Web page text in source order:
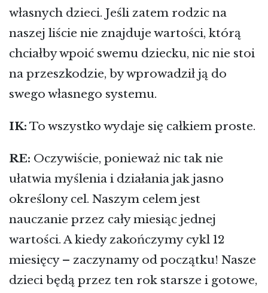
własnych dzieci. Jeśli zatem rodzic na
naszej liście nie znajduje wartości, którą
chciałby wpoić swemu dziecku, nic nie stoi
na przeszkodzie, by wprowadził ją do
swego własnego systemu.
IK: To wszystko wydaje się całkiem proste.
RE: Oczywiście, ponieważ nic tak nie
ułatwia myślenia i działania jak jasno
określony cel. Naszym celem jest
nauczanie przez cały miesiąc jednej
wartości. A kiedy zakończymy cykl 12
miesięcy – zaczynamy od początku! Nasze
dzieci będą przez ten rok starsze i gotowe,